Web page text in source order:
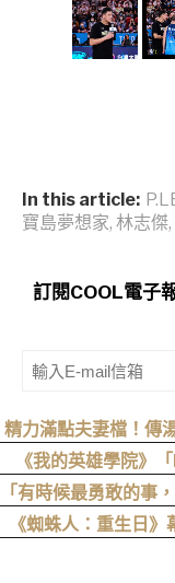
In this article:
寶島夢想家, 林志傑,
訂閱COOL電子
精力滿點夫妻檔！傳
《我的英雄學院》
〈
「有時候最勇敢的事
重
《蜘蛛人：重生日